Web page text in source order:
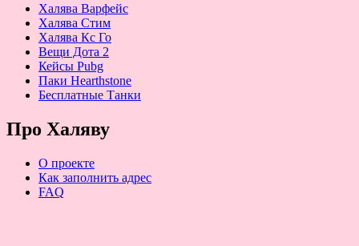
Халява Варфейс
Халява Стим
Халява Кс Го
Вещи Дота 2
Кейсы Pubg
Паки Hearthstone
Бесплатные Танки
Про Халяву
О проекте
Как заполнить адрес
FAQ